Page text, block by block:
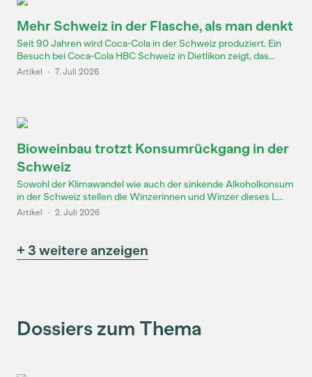
Mehr Schweiz in der Flasche, als man denkt
Seit 90 Jahren wird Coca-Cola in der Schweiz produziert. Ein
Besuch bei Coca-Cola HBC Schweiz in Dietlikon zeigt, das...
Artikel · 7. Juli 2026
Bioweinbau trotzt Konsumrückgang in der
Schweiz
Sowohl der Klimawandel wie auch der sinkende Alkoholkonsum
in der Schweiz stellen die Winzerinnen und Winzer dieses L...
Artikel · 2. Juli 2026
+ 3 weitere anzeigen
Dossiers zum Thema